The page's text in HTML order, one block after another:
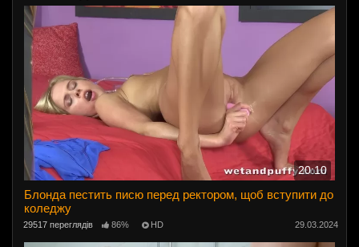
20:10
Блонда пестить писю перед ректором, щоб вступити до
коледжу
29517 переглядів 86% HD 29.03.2024